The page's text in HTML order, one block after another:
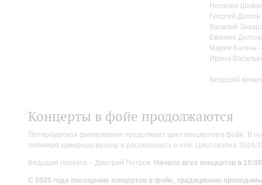
Наталия
Георгий
Василий
Евгения
Мария Багина
Ирина
Ведущий
Концерты в фойе продолжаются
Петербургская филармония продолжает цикл концертов в фойе. В
любимую камерную музыку и рассказывать о ней. Цикл сезона
Ведущий проекта – Дмитрий Петров. Начало всех концертов в
С 2025 года посещение концертов в фойе, традиционно